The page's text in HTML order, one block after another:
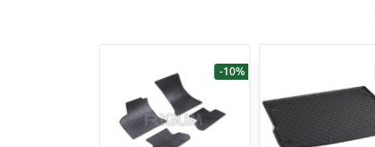
-10%